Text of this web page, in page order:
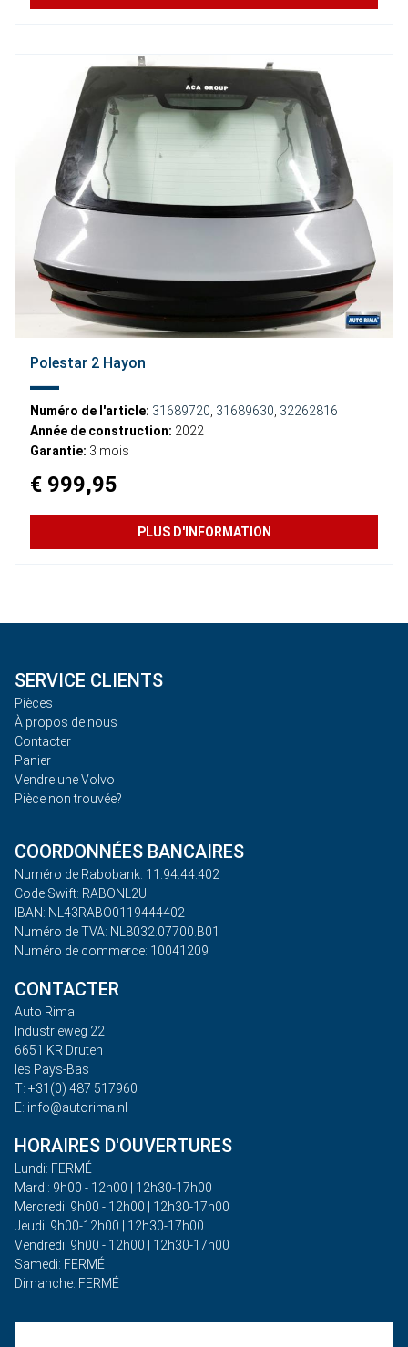
Polestar 2 Hayon
Numéro de l'article: 31689720 31689630 32262816
Année de construction: 2022
Garantie: 3 mois
€ 999,95
PLUS D'INFORMATION
SERVICE CLIENTS
Pièces
À propos de nous
Contacter
Panier
Vendre une Volvo
Pièce non trouvée?
COORDONNÉES BANCAIRES
Numéro de Rabobank: 11.94.44.402
Code Swift: RABONL2U
IBAN: NL43RABO0119444402
Numéro de TVA: NL8032.07700.B01
Numéro de commerce: 10041209
CONTACTER
Auto Rima
Industrieweg 22
6651 KR Druten
les Pays-Bas
T: +31(0) 487 517960
E: info@autorima.nl
HORAIRES D'OUVERTURES
Lundi: FERMÉ
Mardi: 9h00 - 12h00 | 12h30-17h00
Mercredi: 9h00 - 12h00 | 12h30-17h00
Jeudi: 9h00-12h00 | 12h30-17h00
Vendredi: 9h00 - 12h00 | 12h30-17h00
Samedi: FERMÉ
Dimanche: FERMÉ